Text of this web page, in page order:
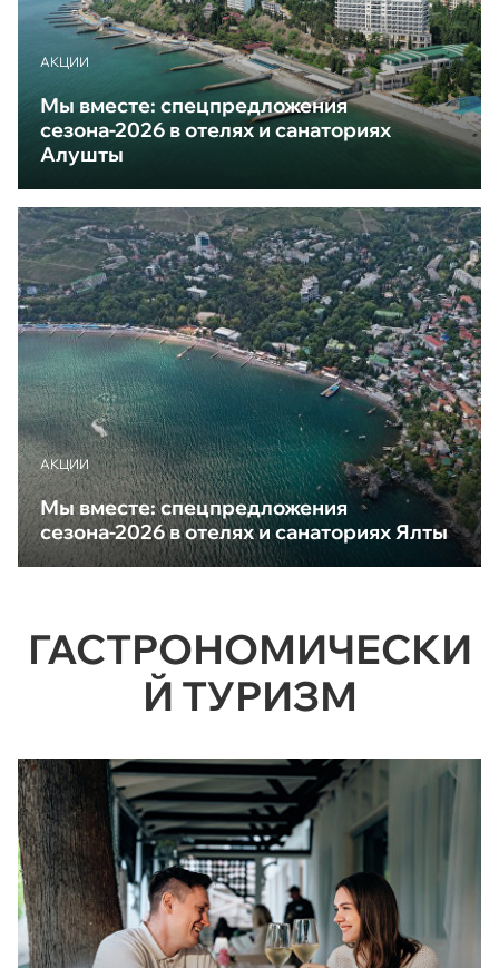
АКЦИИ
Мы вместе: спецпредложения
сезона-2026 в отелях и санаториях
Алушты
АКЦИИ
Мы вместе: спецпредложения
сезона-2026 в отелях и санаториях Ялты
ГАСТРОНОМИЧЕСКИ
Й ТУРИЗМ